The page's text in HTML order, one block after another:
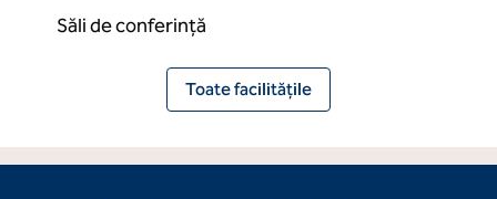
Săli de conferință
Toate facilitățile